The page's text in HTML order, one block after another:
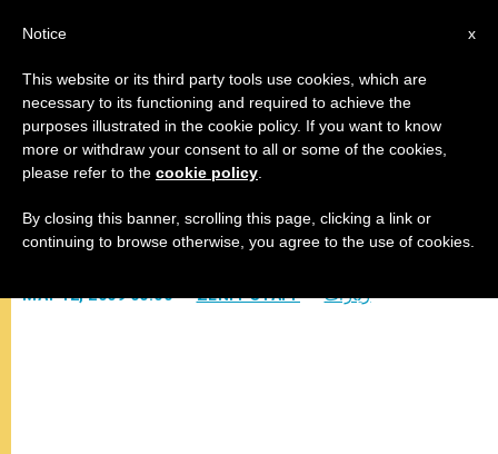
البابا يلتقي مفتي القدس
–
MAY 12, 2009 00:00 ZENIT STAFF زيارات
x
Notice
This website or its third party tools use cookies, which are
necessary to its functioning and required to achieve the
purposes illustrated in the cookie policy. If you want to know
more or withdraw your consent to all or some of the cookies,
please refer to the cookie policy
By closing this banner, scrolling this page, clicking a link or
continuing to browse otherwise, you agree to the use of cookies.